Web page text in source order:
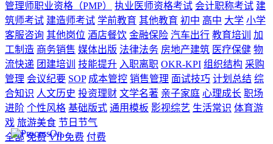
管理师职业资格（PMP）
执业医师资格考试 会计职称考试 建
筑师考试 建造师考试 学前教育 其他教育 初中 高中 大学 小学
客服咨询 其他岗位 酒店餐饮 金融保险 汽车出行 教育培训
加
工制造 商务销售 媒体出版 法律法务 房地产建筑 医疗保健 物
流快递 团建培训 技能提升 入职离职 OKR-KPI 组织结构 采购
管理 会议纪要 SOP 成本管控 销售管理 面试技巧 计划总结 综
合知识 人文历史 投资理财 文学名著 亲子家庭 心理成长 职场
进阶 个性风格 基础版式 通用模板 影视综艺 生活常识 体育游
戏 旅游美食 节日节气
全部 免费 VIP免费 付费